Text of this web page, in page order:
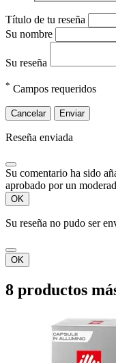
Título de tu reseña
Su nombre
Su reseña
* Campos requeridos
Cancelar Enviar
Reseña enviada
Su comentario ha sido
aprobado por un
OK
Su reseña no pudo ser
OK
8 productos